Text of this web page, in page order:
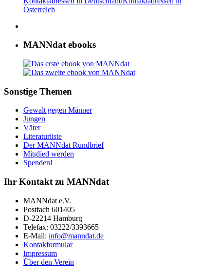
Österreich
MANNdat ebooks
Sonstige Themen
Gewalt gegen Männer
Jungen
Väter
Literaturliste
Der MANNdat Rundbrief
Mitglied werden
Spenden!
Ihr Kontakt zu MANNdat
MANNdat e.V.
Postfach 601405
D-22214 Hamburg
Telefax: 03222/3393665
E-Mail: info@manndat.de
Kontakformular
Impressum
Über den Verein